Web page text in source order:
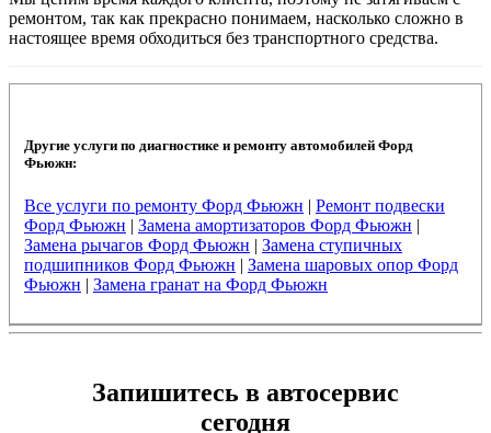
ремонтом, так как прекрасно понимаем, насколько сложно в
настоящее время обходиться без транспортного средства.
Другие услуги по диагностике и ремонту автомобилей Форд
Фьюжн:
Все услуги по ремонту Форд Фьюжн | Ремонт подвески
Форд Фьюжн | Замена амортизаторов Форд Фьюжн |
Замена рычагов Форд Фьюжн | Замена ступичных
подшипников Форд Фьюжн | Замена шаровых опор Форд
Фьюжн | Замена гранат на Форд Фьюжн
Запишитесь в автосервис
сегодня